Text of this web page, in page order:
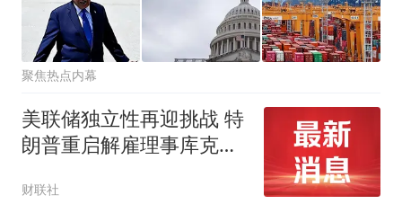
聚焦热点内幕
美联储独立性再迎挑战 特
朗普重启解雇理事库克行
财联社